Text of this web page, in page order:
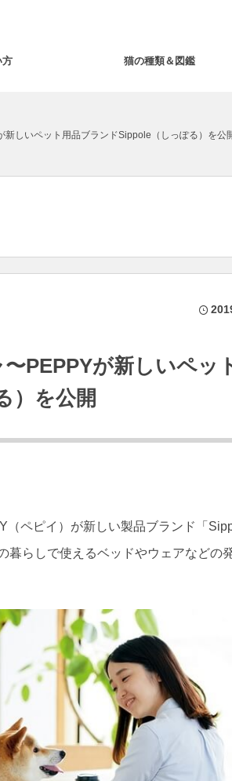
方 猫の種類＆図鑑
新しいペット用品ブランドSippole（しっぽる）を公
PEPPYが新しいペッ
）を公開
ペピイ）が新しい製品ブランド「
暮らしで使えるベッドやウェアなどの